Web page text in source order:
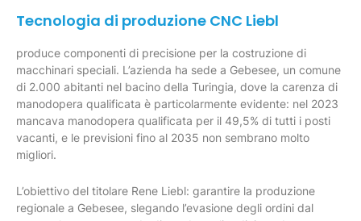
Tecnologia di produzione CNC Liebl
produce componenti di precisione per la costruzione di
macchinari speciali. L’azienda ha sede a Gebesee, un comune
di 2.000 abitanti nel bacino della Turingia, dove la carenza di
manodopera qualificata è particolarmente evidente: nel 2023
mancava manodopera qualificata per il 49,5% di tutti i posti
vacanti, e le previsioni fino al 2035 non sembrano molto
migliori.
L’obiettivo del titolare Rene Liebl: garantire la produzione
regionale a Gebesee, slegando l’evasione degli ordini dal